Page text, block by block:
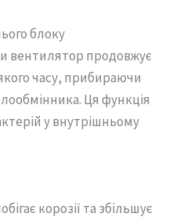
блоку
вентилятор продовжує
часу, прибираючи
Ця функція
у внутрішньому
корозії та збільшує